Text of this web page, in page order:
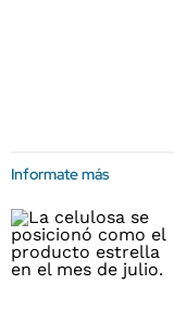
Informate más